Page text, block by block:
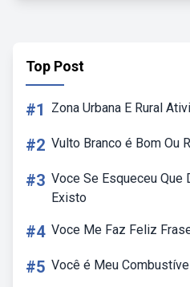
Top Post
#1 Zona Urbana E Rural
#2 Vulto Branco é Bom Ou
#3 Voce Se Esqueceu Que
Existo
#4 Voce Me Faz Feliz
#5 Você é Meu